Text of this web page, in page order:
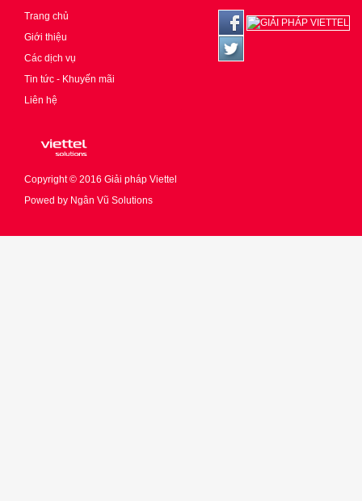
Trang chủ
Giới thiệu
Các dịch vụ
Tin tức - Khuyến mãi
Liên hệ
Copyright © 2016 Giải pháp Viettel
Powed by Ngân Vũ Solutions